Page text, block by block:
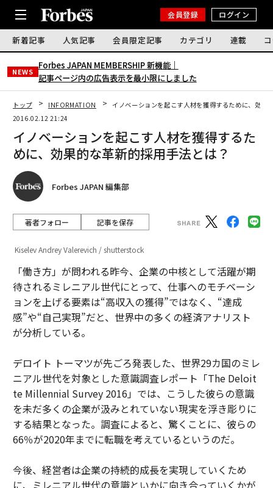
会員登録 ログイン
新着記事 人気記事 会員限定記事 カテゴリ 連載
NEWS
Forbes JAPAN MEMBERSHIP 新機能｜
記事ページ内の広告表示を最小限にしました
トップ INFORMATION
イノベーションを起こす人材を獲得するために、効果
2016.02.12 21:24
イノベーションを起こす人材を獲得するた
めに、効果的な革新的採用手法とは？
Forbes JAPAN 編集部
著者フォロー 記事を保存
Kiselev Andrey Valerevich / shutterstock
「働き方」が問われる昨今、企業の中核として活躍が期
待されるミレニアル世代にとって、仕事へのモチベーシ
ョンを上げる要素は“高収入の獲得”ではなく、“達成
感”や“自己実現”だと、世界中の多くの経済アナリスト
が分析している。
デロイト トーマツが先ごろ発表した、世界29カ国のミレ
ニアル世代を対象とした意識調査レポート「The Deloit
te Millennial Survey 2016」では、こうした彼らの意識
を未だ多くの企業が汲みとれていない現実を浮き彫りに
する結果となった。調査によると、驚くことに、彼らの
66％が2020年までに転職を考えているというのだ。
今後、経営者は企業の持続的成長を実現していくため
に、ミレニアル世代の意識といかに向き合っていくかが